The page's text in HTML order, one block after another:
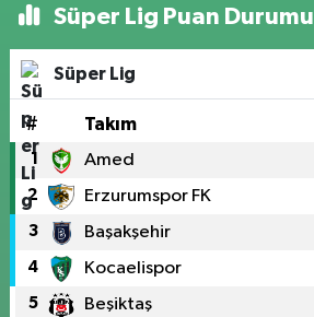
Süper Lig Puan Durumu
Süper Lig
# Takım
1 Amed
2 Erzurumspor FK
3 Başakşehir
4 Kocaelispor
5 Beşiktaş